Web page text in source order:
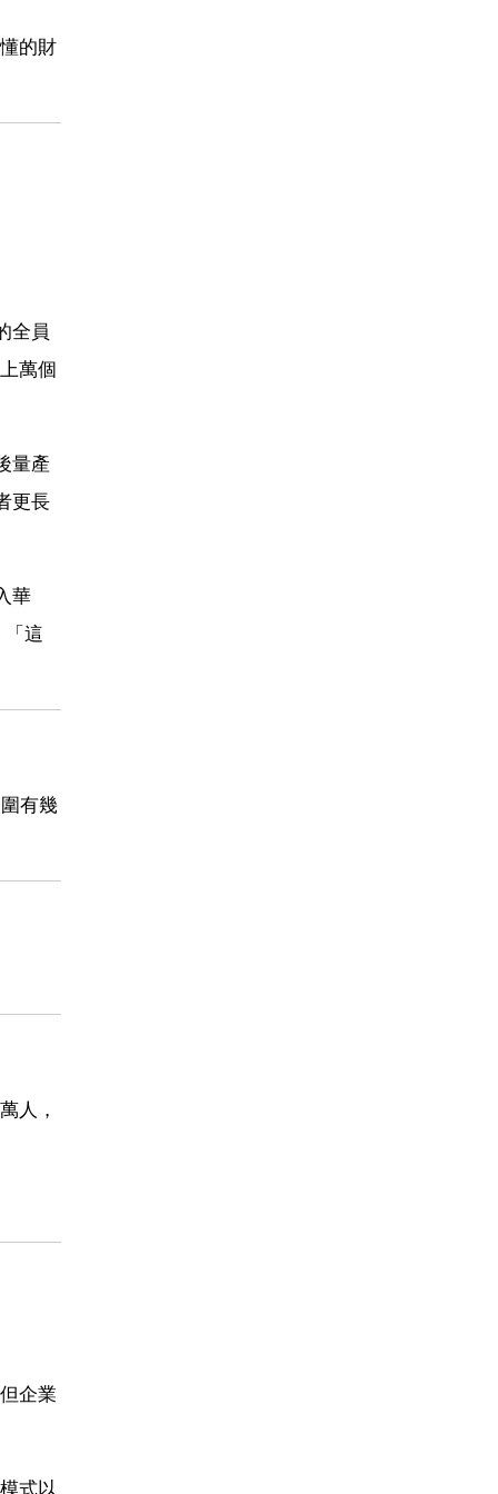
的財
全員
萬個
量產
更長
華
「這
有幾
人，
企業
式以